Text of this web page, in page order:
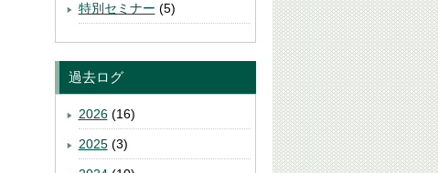
特別セミナー (5)
過去ログ
2026(16)
2025(3)